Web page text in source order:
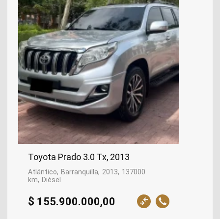
Toyota Prado 3.0 Tx, 2013
Atlántico Barranquilla 2013
137000
km
Diésel
$ 155.900.000,00